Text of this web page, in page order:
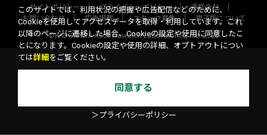
サイトポリシー プライバシーポリシー
運営会社
お問い合わせ
広告掲載 スタッフ募集
電子版について
©KADOKAWA ASCII Research Laboratories, Inc. 2026
このサイトでは、利用状況の把握や広告配信などのために、
Cookieを使用してアクセスデータを取得・利用しています。これ
以降のページに遷移した場合、Cookieの設定や使用に同意したこ
とになります。Cookieの設定や使用の詳細、オプトアウトについ
ては詳細 をご覧ください。
同意する
＞プライバシーポリシー